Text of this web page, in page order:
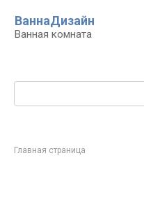
контенту
ВаннаДизайн
Ванная комната
Поиск:
Главная страница